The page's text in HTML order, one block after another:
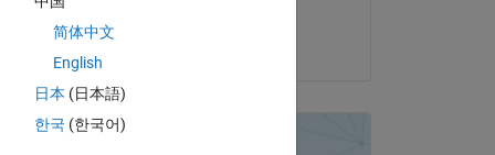
简体中文
English
日本 (日本語)
한국 (한국어)